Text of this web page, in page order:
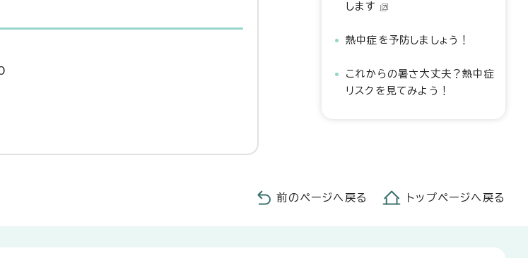
します
熱中症を予防しましょう！
これからの暑さ大丈夫？熱中症
リスクを見てみよう！
前のページへ戻る トップページへ戻る